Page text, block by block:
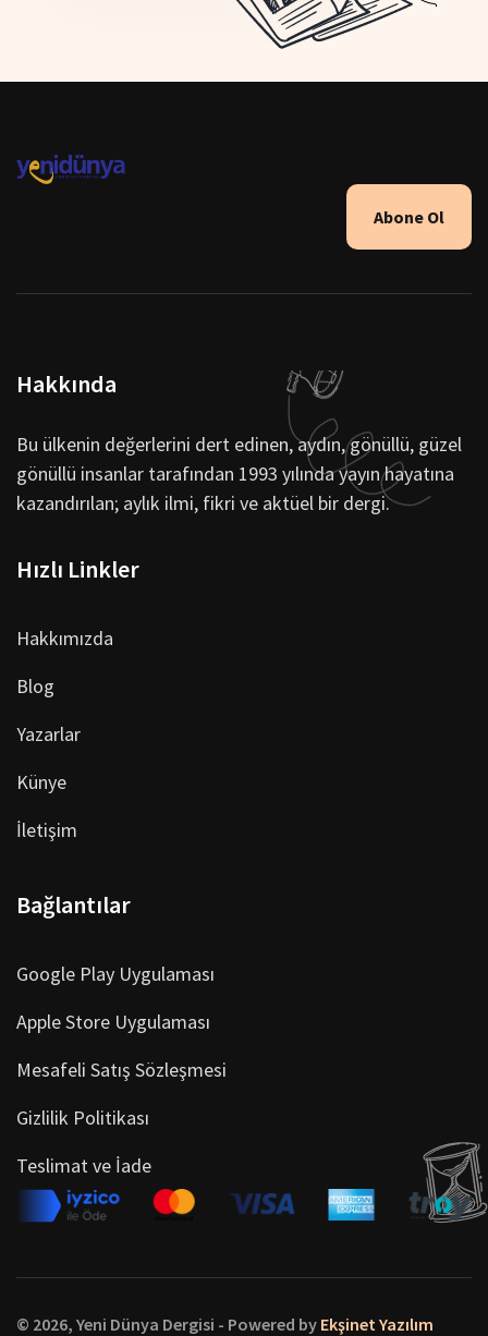
Abone Ol
Hakkında
Bu ülkenin değerlerini dert edinen, aydın, gönüllü, güzel
gönüllü insanlar tarafından 1993 yılında yayın hayatına
kazandırılan; aylık ilmi, fikri ve aktüel bir dergi.
Hızlı Linkler
Hakkımızda
Blog
Yazarlar
Künye
İletişim
Bağlantılar
Google Play Uygulaması
Apple Store Uygulaması
Mesafeli Satış Sözleşmesi
Gizlilik Politikası
Teslimat ve İade
© 2026, Yeni Dünya Dergisi - Powered by Ekşinet Yazılım